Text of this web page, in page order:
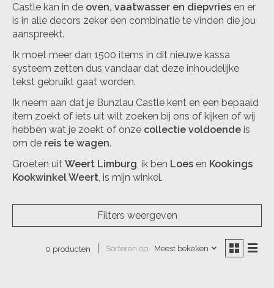
Castle kan in de oven, vaatwasser en diepvries en er
is in alle decors zeker een combinatie te vinden die jou
aanspreekt.
Ik moet meer dan 1500 items in dit nieuwe kassa
systeem zetten dus vandaar dat deze inhoudelijke
tekst gebruikt gaat worden.
Ik neem aan dat je Bunzlau Castle kent en een bepaald
item zoekt of iets uit wilt zoeken bij ons of kijken of wij
hebben wat je zoekt of onze collectie voldoende is
om de reis te wagen.
Groeten uit Weert Limburg , ik ben Loes en Kookings
Kookwinkel Weert , is mijn winkel.
Filters weergeven
0 producten Sorteren op Meest bekeken